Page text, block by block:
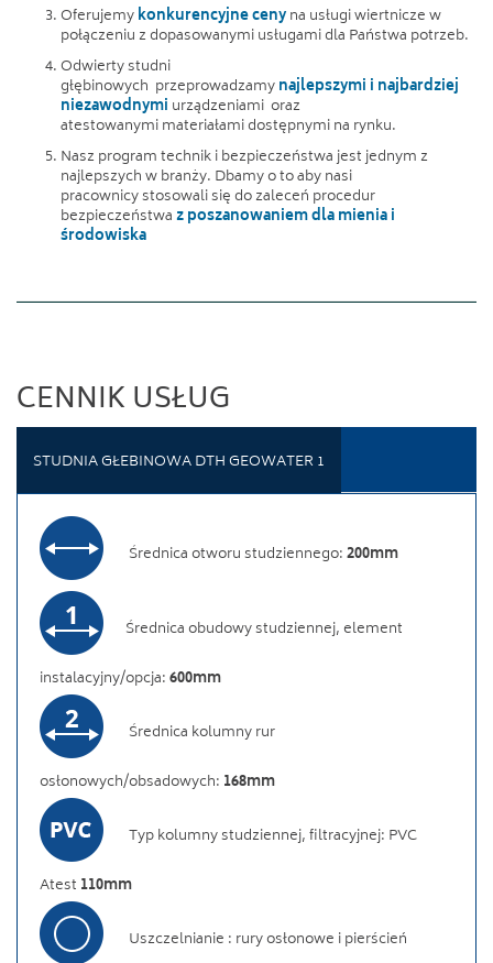
Oferujemykonkurencyjne cenyna usługi wiertnicze w
połączeniu z dopasowanymi usługami dla Państwa potrzeb.
Odwierty studni
głębinowych przeprowadzamynajlepszymi i najbardziej
niezawodnymi urządzeniami oraz
atestowanymi materiałami dostępnymi na rynku.
Nasz program technik i bezpieczeństwa jest jednym z
najlepszych w branży. Dbamy o to aby nasi
pracownicy stosowali się do zaleceń procedur
bezpieczeństwaz poszanowaniem dla mienia i
środowiska
CENNIK USŁUG
STUDNIA GŁEBINOWA DTH GEOWATER 1
Średnica otworu studziennego:200mm
Średnica obudowy studziennej, element
instalacyjny/opcja:600mm
Średnica kolumny rur
osłonowych/obsadowych: 168mm
Typ kolumny studziennej, filtracyjnej: PVC
Atest 110mm
Uszczelnianie : rury osłonowe i pierścień